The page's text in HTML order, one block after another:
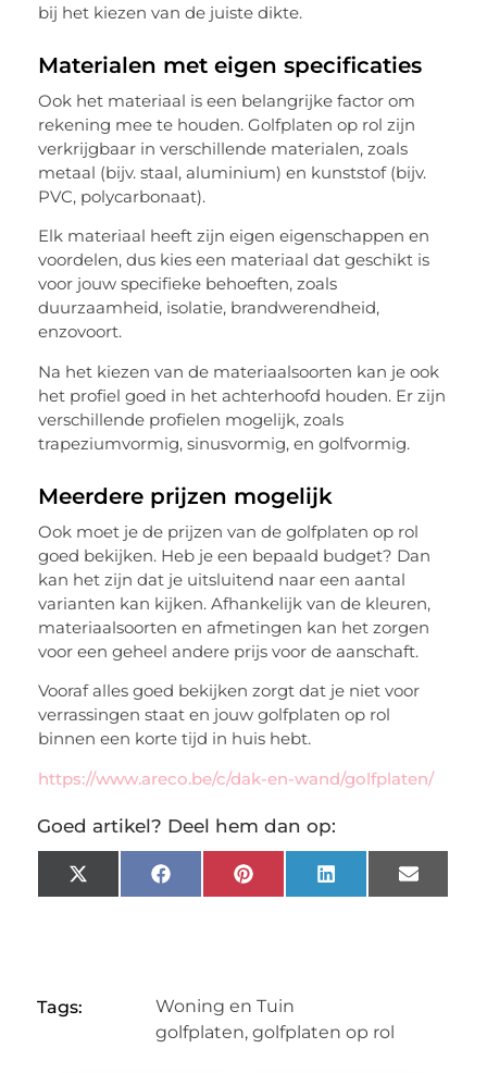
bij het kiezen van de juiste dikte.
Materialen met eigen specificaties
Ook het materiaal is een belangrijke factor om
rekening mee te houden. Golfplaten op rol zijn
verkrijgbaar in verschillende materialen, zoals
metaal (bijv. staal, aluminium) en kunststof (bijv.
PVC, polycarbonaat).
Elk materiaal heeft zijn eigen eigenschappen en
voordelen, dus kies een materiaal dat geschikt is
voor jouw specifieke behoeften, zoals
duurzaamheid, isolatie, brandwerendheid,
enzovoort.
Na het kiezen van de materiaalsoorten kan je ook
het profiel goed in het achterhoofd houden. Er zijn
verschillende profielen mogelijk, zoals
trapeziumvormig, sinusvormig, en golfvormig.
Meerdere prijzen mogelijk
Ook moet je de prijzen van de golfplaten op rol
goed bekijken. Heb je een bepaald budget? Dan
kan het zijn dat je uitsluitend naar een aantal
varianten kan kijken. Afhankelijk van de kleuren,
materiaalsoorten en afmetingen kan het zorgen
voor een geheel andere prijs voor de aanschaft.
Vooraf alles goed bekijken zorgt dat je niet voor
verrassingen staat en jouw golfplaten op rol
binnen een korte tijd in huis hebt.
https://www.areco.be/c/dak-en-wand/golfplaten/
Goed artikel? Deel hem dan op:
X
(Twitter)
Facebook Pinterest LinkedIn Email
Tags:
Woning en Tuin
golfplaten, golfplaten op rol